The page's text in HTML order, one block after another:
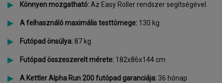
Könnyen mozgatható:Az Easy Roller rendszer segítségével.
A felhasználó maximális testtömege: 130 kg
Futópad önsúlya: 87 kg
Futópad összeszerelt mérete: 182x86x144 cm
A Kettler Alpha Run 200 futópad garanciája: 36 hónap